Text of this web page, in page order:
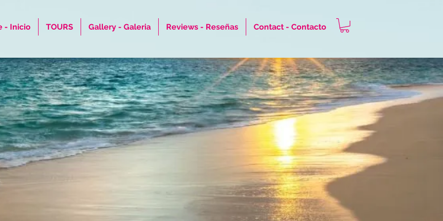
- Inicio TOURS Gallery - Galeria Reviews - Reseñas Contact - Contacto